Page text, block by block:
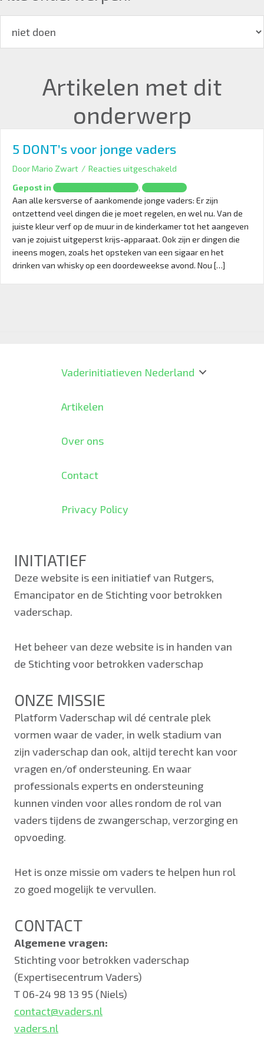
Artikelen met dit
onderwerp
5 DONT’s voor jonge vaders
DoorMario Zwart / Reacties uitgeschakeld
5
DONT’s
voor
jonge
vaders
Gepost in ,
Aan alle kersverse of aankomende jonge vaders: Er zijn
ontzettend veel dingen die je moet regelen, en wel nu. Van de
juiste kleur verf op de muur in de kinderkamer tot het aangeven
van je zojuist uitgeperst krijs-apparaat. Ook zijn er dingen die
ineens mogen, zoals het opsteken van een sigaar en het
drinken van whisky op een doordeweekse avond. Nou […]
Vaderinitiatieven Nederland
Artikelen
Over ons
Contact
Privacy Policy
INITIATIEF
Deze website is een initiatief van Rutgers,
Emancipator en de Stichting voor betrokken
vaderschap.
Het beheer van deze website is in handen van
de Stichting voor betrokken vaderschap
ONZE MISSIE
Platform Vaderschap wil dé centrale plek
vormen waar de vader, in welk stadium van
zijn vaderschap dan ook, altijd terecht kan voor
vragen en/of ondersteuning. En waar
professionals experts en ondersteuning
kunnen vinden voor alles rondom de rol van
vaders tijdens de zwangerschap, verzorging en
opvoeding.
Het is onze missie om vaders te helpen hun rol
zo goed mogelijk te vervullen.
CONTACT
Algemene vragen:
Stichting voor betrokken vaderschap
(Expertisecentrum Vaders)
T 06-24 98 13 95 (Niels)
contact@vaders.nl
vaders.nl